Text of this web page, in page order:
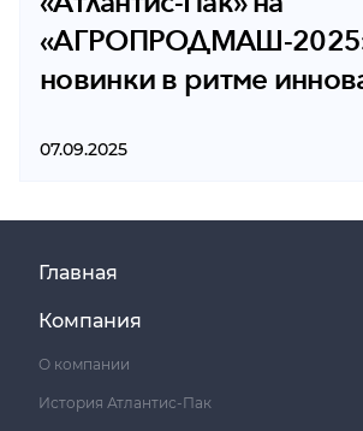
«АГРОПРОДМАШ-
новинки в ритме
07.09.2025
Главная
Компания
О компании
История Атлантис-Пак